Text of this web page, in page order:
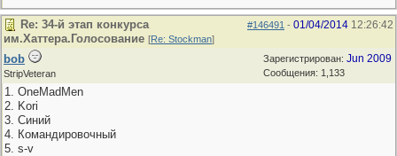
#146491 - 01/04/2014 12:26:42
Re: 34-й этап конкурса
им.Хаттера.Голосование [Re: Stockman]
Зарегистрирован: Jun 2009
Сообщения: 1,133
bob
StripVeteran
1. OneMadMen
2. Kori
3. Синий
4. Командировочный
5. s-v